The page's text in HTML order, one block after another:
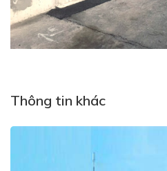
Thông tin khác